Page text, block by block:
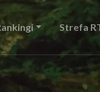
Strefa